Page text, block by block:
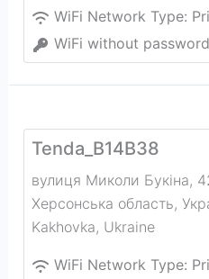
WiFi Network Type:
WiFi without password
Tenda_B14B38
вулиця Миколи Букiна,
Херсонська область,
Kakhovka, Ukraine
WiFi Network Type: